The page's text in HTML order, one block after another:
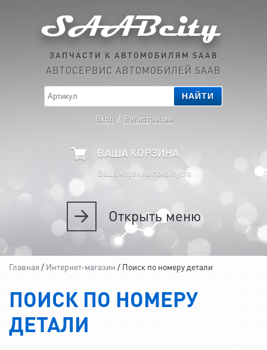
ЗАПЧАСТИ К АВТОМОБИЛЯМ SAAB
АВТОСЕРВИС АВТОМОБИЛЕЙ SAAB
НАЙТИ
Вход / Регистрация
ВАША КОРЗИНА
Ваша корзина пока пуста
Открытьменю
Главная / Интернет-магазин / Поиск по номеру детали
ПОИСК ПО НОМЕРУ
ДЕТАЛИ